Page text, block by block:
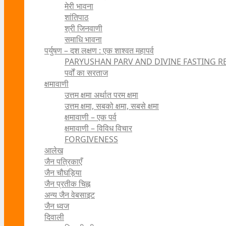
मेरी भावना
शांतिपाठ
श्री जिनवाणी
समाधि भावना
पर्युषण – दश लक्षण : एक शाश्वत महापर्व
PARYUSHAN PARV AND DIVINE FASTING
पर्वों का सरताज
क्षमावाणी
उत्तम क्षमा अर्थात परम क्षमा
उत्तम क्षमा, सबको क्षमा, सबसे क्षमा
क्षमावाणी – एक पर्व
क्षमावाणी – विविध विचार
FORGIVENESS
आलेख
जैन पत्रिकाएँ
जैन चौघड़िया
जैन प्रतीक चिह्न
अन्य जैन वेबसाइट
जैन ध्वज
दिवाली